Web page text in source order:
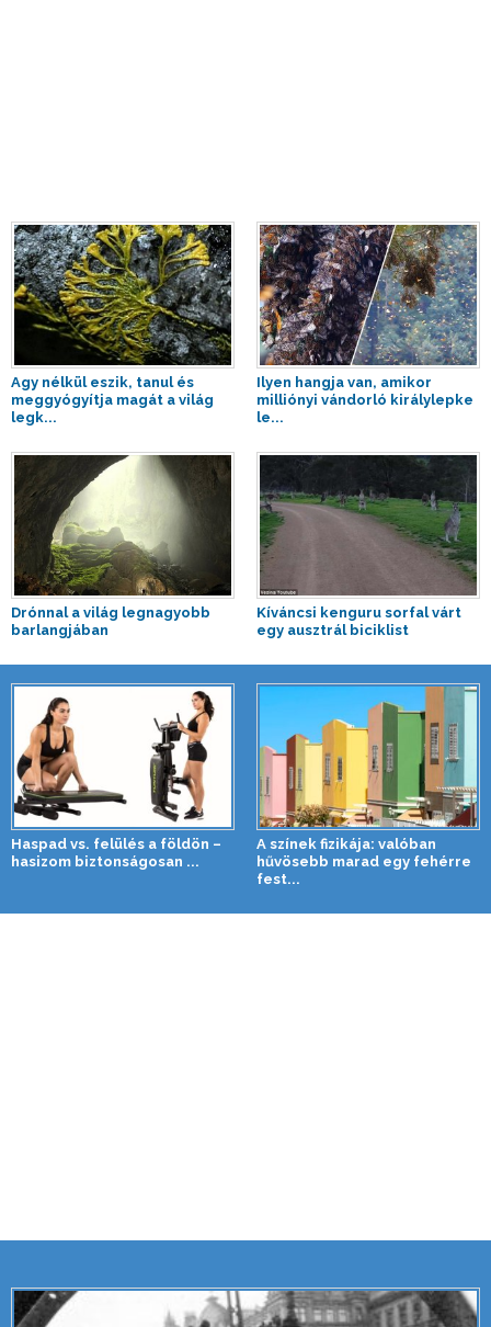
Agy nélkül eszik, tanul és
meggyógyítja magát a világ
legk...
Ilyen hangja van, amikor
milliónyi vándorló királylepke
le...
Drónnal a világ legnagyobb
barlangjában
Kíváncsi kenguru sorfal várt
egy ausztrál biciklist
Haspad vs. felülés a földön –
hasizom biztonságosan ...
A színek fizikája: valóban
hűvösebb marad egy fehérre
fest...